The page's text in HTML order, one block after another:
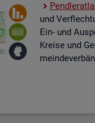
und
Ein- und
Krei­se und